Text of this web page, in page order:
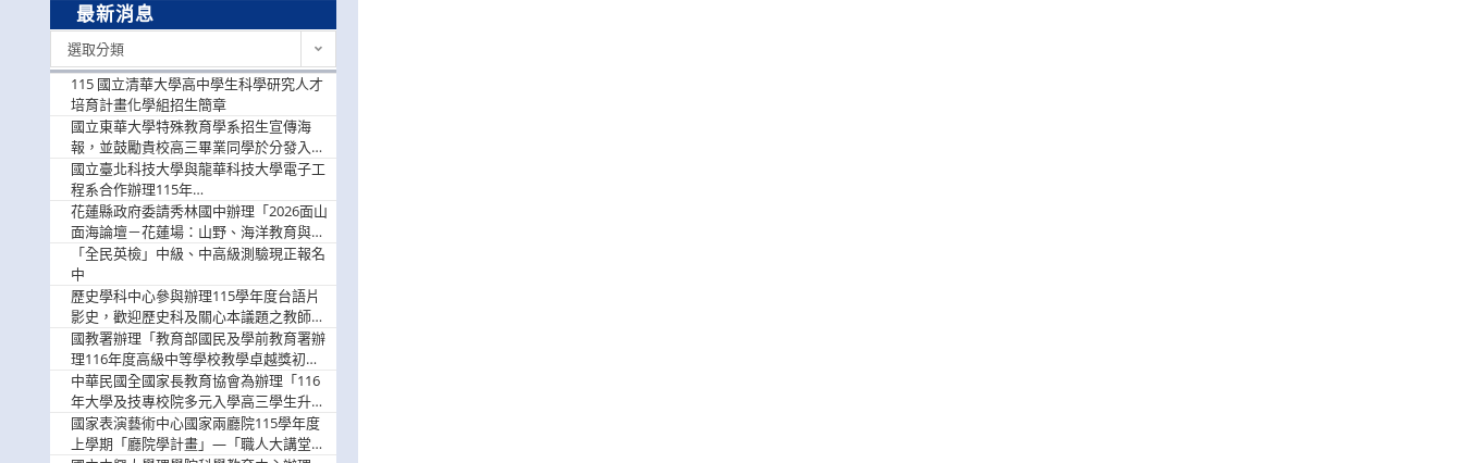
最新消息
選取分類
115 國立清華大學高中學生科學研究人才
培育計畫化學組招生簡章
國立東華大學特殊教育學系招生宣傳海
報，並鼓勵貴校高三畢業同學於分發入學
階段踴躍選填。
國立臺北科技大學與龍華科技大學電子工
程系合作辦理115年
「115.08.10~08.12「AI賦能應用於智慧半
導體研習營」，歡迎學生踴躍報名參加
花蓮縣政府委請秀林國中辦理「2026面山
面海論壇－花蓮場：山野、海洋教育與戶
外安全實務課程」，歡迎踴躍報名參加
「全民英檢」中級、中高級測驗現正報名
中
歷史學科中心參與辦理115學年度台語片
影史，歡迎歷史科及關心本議題之教師踴
躍報名參加
國教署辦理「教育部國民及學前教育署辦
理116年度高級中等學校教學卓越獎初選
實施計畫」，鼓勵教師踴躍報名
中華民國全國家長教育協會為辦理「116
年大學及技專校院多元入學高三學生升學
輔導家長說明會」
國家表演藝術中心國家兩廳院115學年度
上學期「廳院學計畫」—「職人大講堂」